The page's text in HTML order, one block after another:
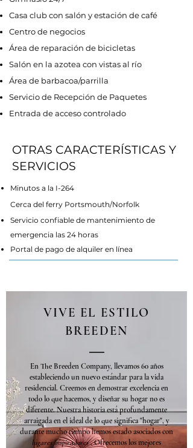
Casa club con salón y estación de café
Centro de negocios
Área de reparación de bicicletas
Salón en la azotea con vistas al río
Área de barbacoa/parrilla
Servicio de Recepción de Paquetes
Entrada de acceso controlado
OTRAS CARACTERÍSTICAS Y
SERVICIOS
Minutos a la I-264
Cerca del ferry Portsmouth/Norfolk
Servicio confiable de mantenimiento de
emergencia las 24 horas
Portal de pago de alquiler en línea
VIVE EL ESTILO
BREEDEN
En The Breeden Company, llevamos 60 años
estableciendo un nuevo estándar para la vida
residencial. Creemos en demostrar excelencia en
todo lo que hacemos, y diseñar su hogar no es
diferente. Nuestra historia está profundamente
arraigada en el ideal de lo que significa "hogar", y
durante mucho tiempo hemos estado asociados con
lugares inspiradores. Ofrecemos los mejores